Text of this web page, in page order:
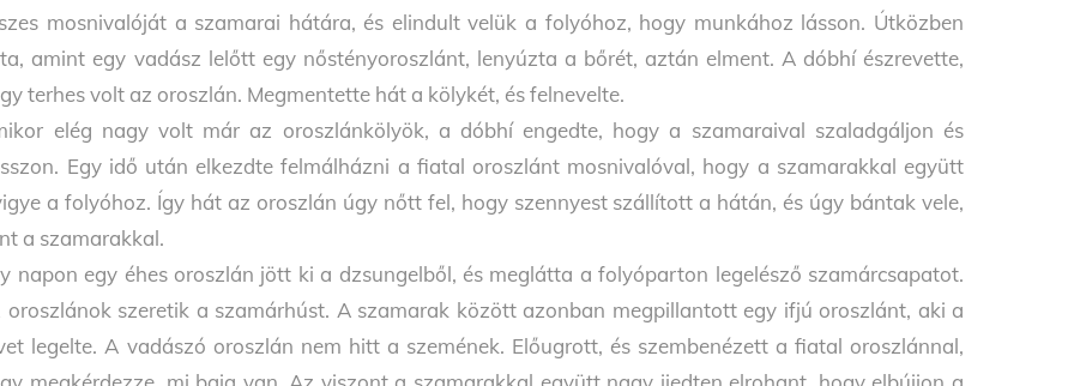
mosnivalóját a szamarai hátára, és elindult velük a folyóhoz, hogy munkához lásson. Útközben
amint egy vadász lelőtt egy nőstényoroszlánt, lenyúzta a bőrét, aztán elment. A dóbhí észrevette,
terhes volt az oroszlán. Megmentette hát a kölykét, és felnevelte.
elég nagy volt már az oroszlánkölyök, a dóbhí engedte, hogy a szamaraival szaladgáljon és
Egy idő után elkezdte felmálházni a fiatal oroszlánt mosnivalóval, hogy a szamarakkal együtt
a folyóhoz. Így hát az oroszlán úgy nőtt fel, hogy szennyest szállított a hátán, és úgy bántak vele,
a szamarakkal.
napon egy éhes oroszlán jött ki a dzsungelből, és meglátta a folyóparton legelésző szamárcsapatot.
oroszlánok szeretik a szamárhúst. A szamarak között azonban megpillantott egy ifjú oroszlánt, aki a
legelte. A vadászó oroszlán nem hitt a szemének. Előugrott, és szembenézett a fiatal oroszlánnal,